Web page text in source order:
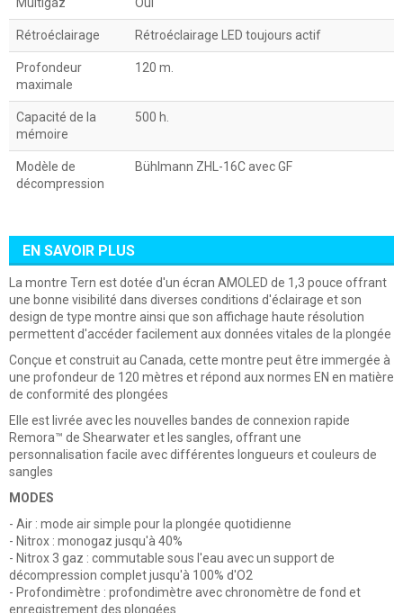
Multigaz Oui
Rétroéclairage Rétroéclairage LED toujours actif
Profondeur
maximale
120 m.
Capacité de la
mémoire
500 h.
Modèle de
décompression
Bühlmann ZHL-16C avec GF
EN SAVOIR PLUS
La montre Tern est dotée d'un écran AMOLED de 1,3 pouce offrant
une bonne visibilité dans diverses conditions d'éclairage et son
design de type montre ainsi que son affichage haute résolution
permettent d'accéder facilement aux données vitales de la plongée
Conçue et construit au Canada, cette montre peut être immergée à
une profondeur de 120 mètres et répond aux normes EN en matière
de conformité des plongées
Elle est livrée avec les nouvelles bandes de connexion rapide
Remora™ de Shearwater et les sangles, offrant une
personnalisation facile avec différentes longueurs et couleurs de
sangles
MODES
- Air : mode air simple pour la plongée quotidienne
- Nitrox : monogaz jusqu'à 40%
- Nitrox 3 gaz : commutable sous l'eau avec un support de
décompression complet jusqu'à 100% d'O2
- Profondimètre : profondimètre avec chronomètre de fond et
enregistrement des plongées